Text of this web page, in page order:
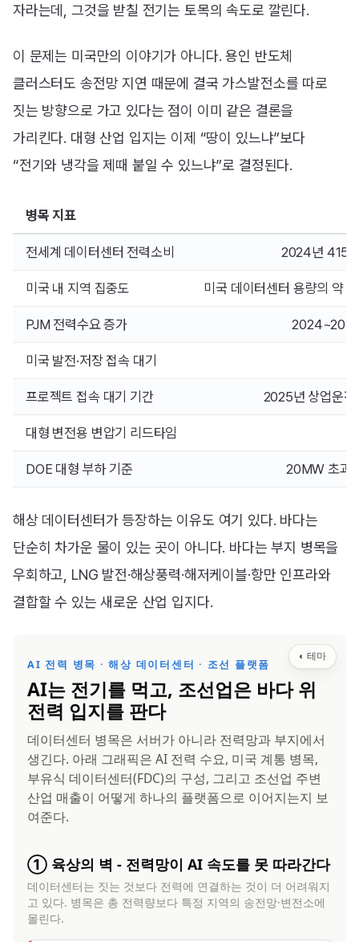
자라는데, 그것을 받칠 전기는 토목의 속도로 깔린다.
이 문제는 미국만의 이야기가 아니다. 용인 반도체
클러스터도 송전망 지연 때문에 결국 가스발전소를 따로
짓는 방향으로 가고 있다는 점이 이미 같은 결론을
가리킨다. 대형 산업 입지는 이제 “땅이 있느냐”보다
“전기와 냉각을 제때 붙일 수 있느냐”로 결정된다.
병목 지표
전세계 데이터센터 전력소비 2024년
미국 내 지역 집중도 미국 데이터센터 용량의 약
PJM 전력수요 증가
미국 발전·저장 접속 대기
프로젝트 접속 대기 기간 2025년 상업운전
대형 변전용 변압기 리드타임
DOE 대형 부하 기준 20MW 초과
해상 데이터센터가 등장하는 이유도 여기 있다. 바다는
단순히 차가운 물이 있는 곳이 아니다. 바다는 부지 병목을
우회하고, LNG 발전·해상풍력·해저케이블·항만 인프라와
결합할 수 있는 새로운 산업 입지다.